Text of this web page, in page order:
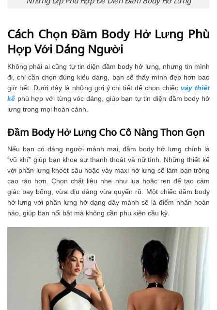
Cách Chọn Đầm Body Hở Lưng Phù
Hợp Với Dáng Người
Không phải ai cũng tự tin diện đầm body hở lưng, nhưng tin mình
đi, chỉ cần chọn đúng kiểu dáng, bạn sẽ thấy mình đẹp hơn bao
giờ hết. Dưới đây là những gợi ý chi tiết để chọn chiếcváy thiết
kế phù hợp với từng vóc dáng, giúp bạn tự tin diện đầm body hở
lưng trong mọi hoàn cảnh.
Đầm Body Hở Lưng Cho Cô Nàng Thon Gọn
Nếu bạn có dáng người mảnh mai, đầm body hở lưng chính là
“vũ khí” giúp bạn khoe sự thanh thoát và nữ tính. Những thiết kế
với phần lưng khoét sâu hoặc váy maxi hở lưng sẽ làm bạn trông
cao ráo hơn. Chọn chất liệu nhẹ như lụa hoặc ren để tạo cảm
giác bay bổng, vừa dịu dàng vừa quyến rũ. Một chiếc đầm body
hở lưng với phần lưng hở dạng dây mảnh sẽ là điểm nhấn hoàn
hảo, giúp bạn nổi bật mà không cần phụ kiện cầu kỳ.